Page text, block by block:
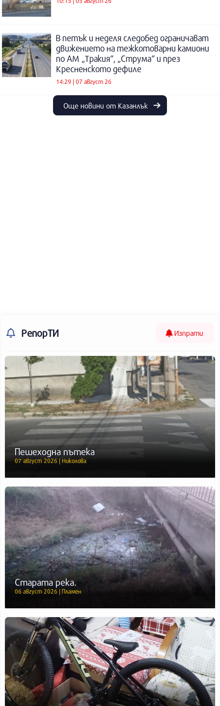
В петък и неделя следобед ограничават
движението на тежкотоварни камиони
по АМ „Тракия“, „Струма“ и през
Кресненското дефиле
14:29 | 07 август 26
Още новини от Казанлък
РепорТИ Изпрати
Пешеходна пътека
07 август 2026 | Николова
Старата река.
06 август 2026 | Пламен